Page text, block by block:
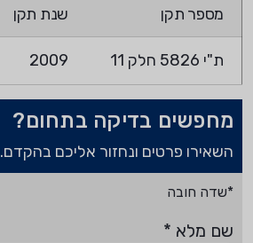
מספר תקן שנת תקן
ת"י 5826 חלק 11 2009
מחפשים בדיקה בתחום?
השאירו פרטים ונחזור אליכם בהקדם.
*שדה חובה
שם מלא *